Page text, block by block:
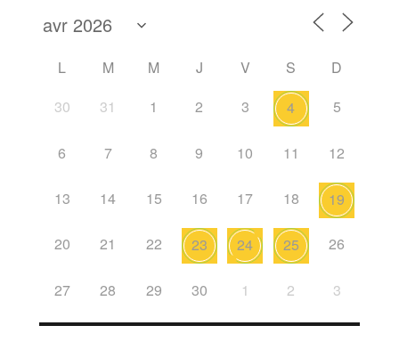
L M M J V S
D
30
31 1 2 3 4 5
6 7 8 9 10 11 12
13 14 15 16 17 18 19
20 21 22 23 24 25 26
27 28 29 30 1 2 3